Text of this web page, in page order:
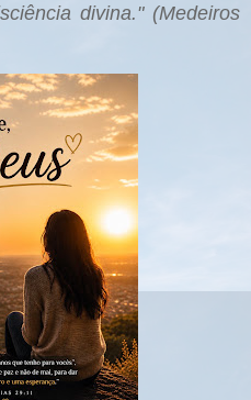
divina." (Medeiros